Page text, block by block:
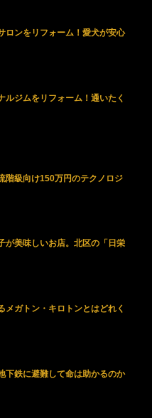
ロンをリフォーム！愛犬が安心
ルジムをリフォーム！通いたく
階級向け150万円のテクノロジ
が美味しいお店。北区の「日栄
メガトン・キロトンとはどれく
下鉄に避難して命は助かるのか